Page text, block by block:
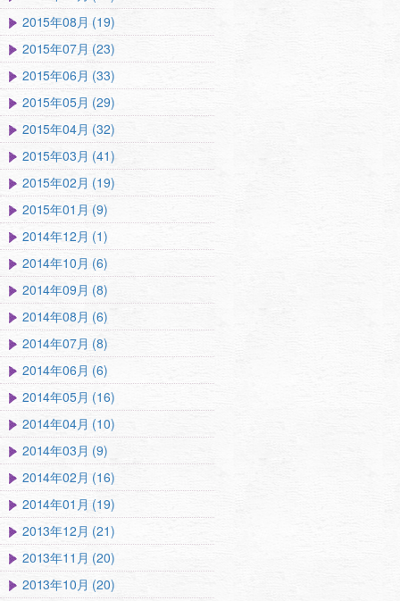
2015年08月 (19)
2015年07月 (23)
2015年06月 (33)
2015年05月 (29)
2015年04月 (32)
2015年03月 (41)
2015年02月 (19)
2015年01月 (9)
2014年12月 (1)
2014年10月 (6)
2014年09月 (8)
2014年08月 (6)
2014年07月 (8)
2014年06月 (6)
2014年05月 (16)
2014年04月 (10)
2014年03月 (9)
2014年02月 (16)
2014年01月 (19)
2013年12月 (21)
2013年11月 (20)
2013年10月 (20)